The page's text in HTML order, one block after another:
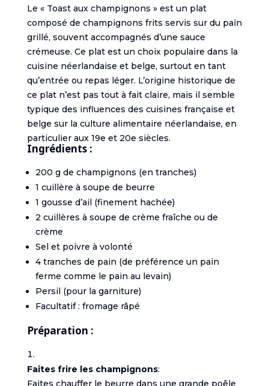
Le « Toast aux champignons » est un plat
composé de champignons frits servis sur du pain
grillé, souvent accompagnés d’une sauce
crémeuse. Ce plat est un choix populaire dans la
cuisine néerlandaise et belge, surtout en tant
qu’entrée ou repas léger. L’origine historique de
ce plat n’est pas tout à fait claire, mais il semble
typique des influences des cuisines française et
belge sur la culture alimentaire néerlandaise, en
particulier aux 19e et 20e siècles.
Ingrédients :
200 g de champignons (en tranches)
1 cuillère à soupe de beurre
1 gousse d’ail (finement hachée)
2 cuillères à soupe de crème fraîche ou de
crème
Sel et poivre à volonté
4 tranches de pain (de préférence un pain
ferme comme le pain au levain)
Persil (pour la garniture)
Facultatif : fromage râpé
Préparation :
Faites frire les champignons:
Faites chauffer le beurre dans une grande poêle